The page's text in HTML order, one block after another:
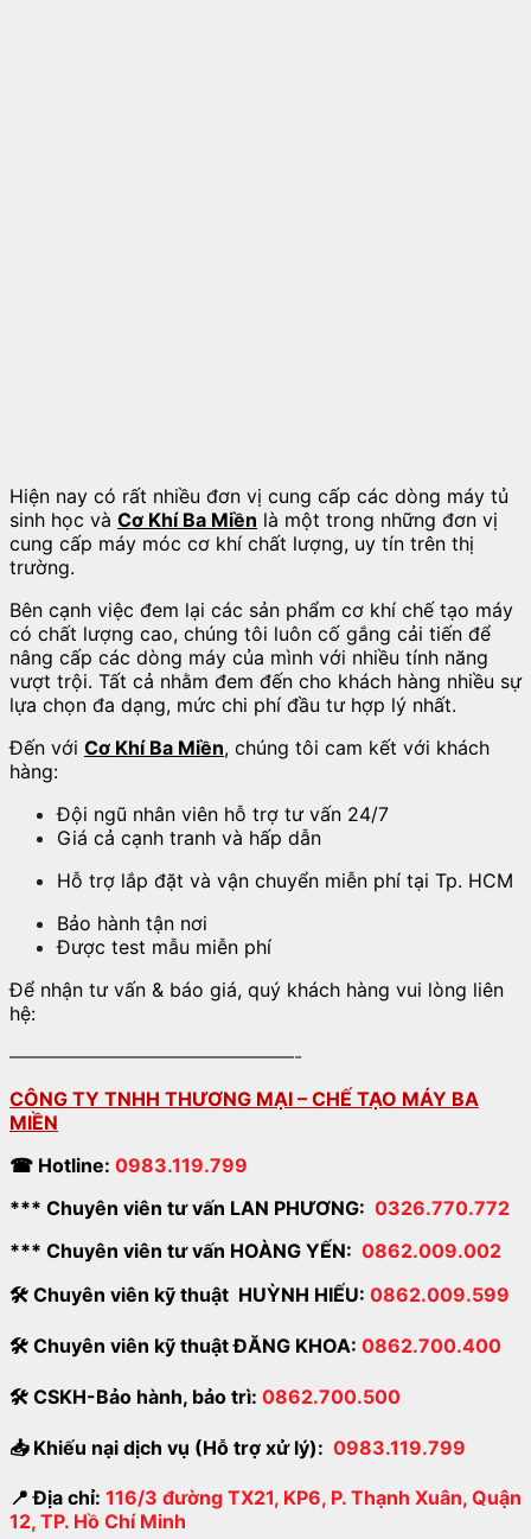
Hiện nay có rất nhiều đơn vị cung cấp các dòng máy tủ
sinh học và Cơ Khí Ba Miền là một trong những đơn vị
cung cấp máy móc cơ khí chất lượng, uy tín trên thị
trường.
Bên cạnh việc đem lại các sản phẩm cơ khí chế tạo máy
có chất lượng cao, chúng tôi luôn cố gắng cải tiến để
nâng cấp các dòng máy của mình với nhiều tính năng
vượt trội. Tất cả nhằm đem đến cho khách hàng nhiều sự
lựa chọn đa dạng, mức chi phí đầu tư hợp lý nhất.
Đến với Cơ Khí Ba Miền, chúng tôi cam kết với khách
hàng:
Đội ngũ nhân viên hỗ trợ tư vấn 24/7
Giá cả cạnh tranh và hấp dẫn
Hỗ trợ lắp đặt và vận chuyển miễn phí tại Tp. HCM
Bảo hành tận nơi
Được test mẫu miễn phí
Để nhận tư vấn & báo giá, quý khách hàng vui lòng liên
hệ:
———————————————-
CÔNG TY TNHH THƯƠNG MẠI – CHẾ TẠO MÁY BA
MIỀN
☎ Hotline: 0983.119.799
*** Chuyên viên tư vấn LAN PHƯƠNG: 0326.770.772
*** Chuyên viên tư vấn HOÀNG YẾN: 0862.009.002
🛠 Chuyên viên kỹ thuật HUỲNH HIẾU: 0862.009.599
🛠 Chuyên viên kỹ thuật ĐĂNG KHOA: 0862.700.400
🛠 CSKH-Bảo hành, bảo trì: 0862.700.500
📥Khiếu nại dịch vụ (Hỗ trợ xử lý): 0983.119.799
📍 Địa chỉ: 116/3 đường TX21, KP6, P. Thạnh Xuân, Quận
12, TP. Hồ Chí Minh